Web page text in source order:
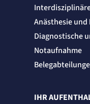
Anästhesie
Diagnostische
Notaufnahme
IHR